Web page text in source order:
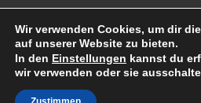
Wir verwenden Cookies, um dir
auf unserer Website zu bieten.
In den Einstellungen kannst du
wir verwenden oder sie